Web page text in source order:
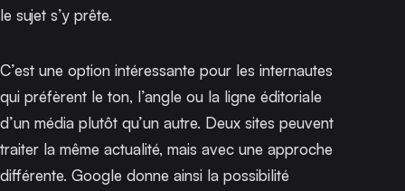
le sujet s’y prête.
C’est une option intéressante pour les internautes
qui préfèrent le ton, l’angle ou la ligne éditoriale
d’un média plutôt qu’un autre. Deux sites peuvent
traiter la même actualité, mais avec une approche
différente. Google donne ainsi la possibilité